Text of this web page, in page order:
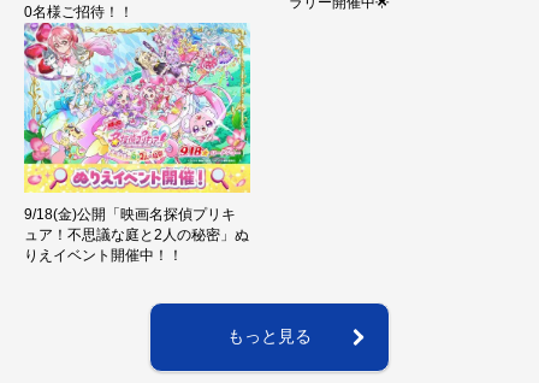
0名様ご招待！！
9/18(金)公開「映画名探偵プリキ
ュア！不思議な庭と2人の秘密」ぬ
りえイベント開催中！！
もっと見る